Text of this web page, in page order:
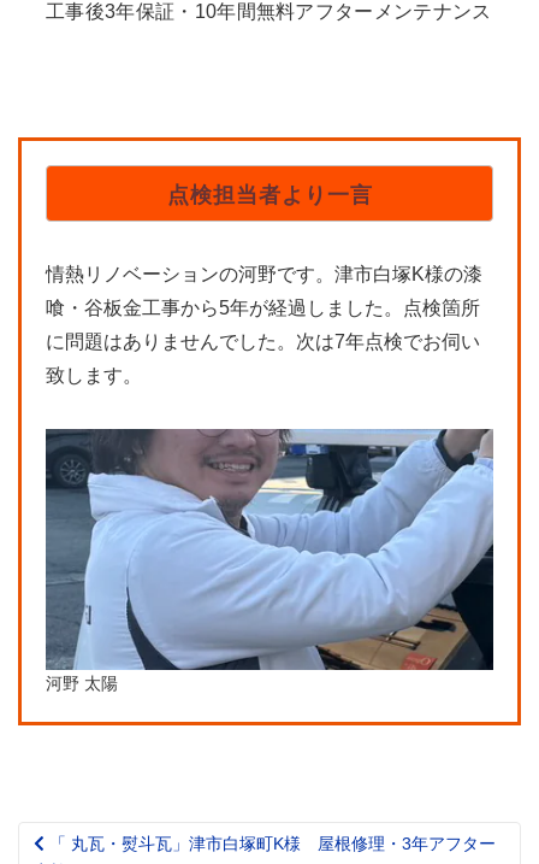
工事後3年保証・10年間無料アフターメンテナンス
点検担当者より一言
情熱リノベーションの河野です。津市白塚K様の漆
喰・谷板金工事から5年が経過しました。点検箇所
に問題はありませんでした。次は7年点検でお伺い
致します。
河野 太陽
Post
「 丸瓦・熨斗瓦」津市白塚町K様 屋根修理・3年アフター